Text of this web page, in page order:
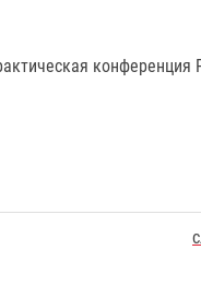
конференция